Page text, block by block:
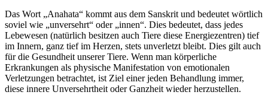
Das Wort „Anahata“ kommt aus dem Sanskrit und bedeutet wörtlich
soviel wie „unversehrt“ oder „innen“. Dies bedeutet, dass jedes
Lebewesen (natürlich besitzen auch Tiere diese Energiezentren) tief
im Innern, ganz tief im Herzen, stets unverletzt bleibt. Dies gilt auch
für die Gesundheit unserer Tiere. Wenn man körperliche
Erkrankungen als physische Manifestation von emotionalen
Verletzungen betrachtet, ist Ziel einer jeden Behandlung immer,
diese innere Unversehrtheit oder Ganzheit wieder herzustellen.